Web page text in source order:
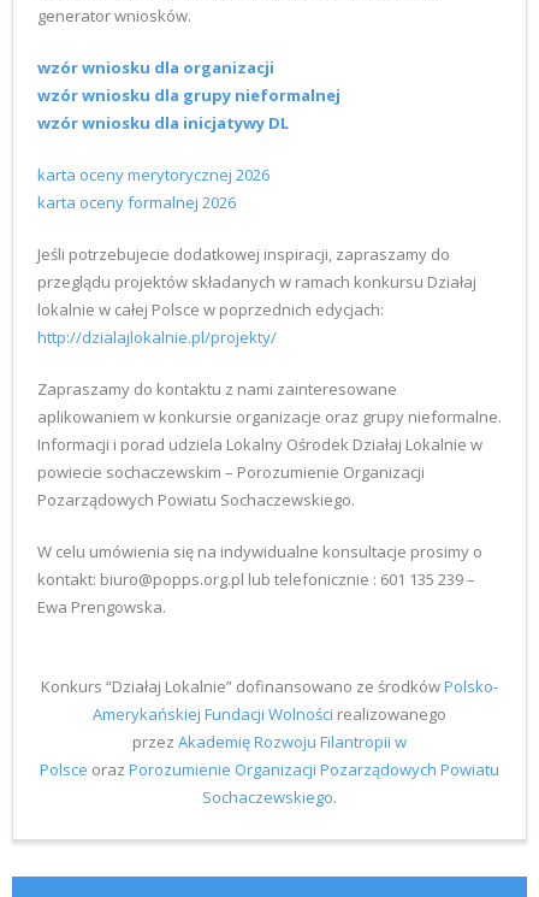
generator wniosków.
wzór wniosku dla organizacji
wzór wniosku dla grupy nieformalnej
wzór wniosku dla inicjatywy DL
karta oceny merytorycznej 2026
karta oceny formalnej 2026
Jeśli potrzebujecie dodatkowej inspiracji, zapraszamy do
przeglądu projektów składanych w ramach konkursu Działaj
lokalnie w całej Polsce w poprzednich edycjach:
http://dzialajlokalnie.pl/projekty/
Zapraszamy do kontaktu z nami zainteresowane
aplikowaniem w konkursie organizacje oraz grupy nieformalne.
Informacji i porad udziela Lokalny Ośrodek Działaj Lokalnie w
powiecie sochaczewskim – Porozumienie Organizacji
Pozarządowych Powiatu Sochaczewskiego.
W celu umówienia się na indywidualne konsultacje prosimy o
kontakt: biuro@popps.org.pl lub telefonicznie : 601 135 239 –
Ewa Prengowska.
Konkurs “Działaj Lokalnie” dofinansowano ze środkówPolsko-
Amerykańskiej Fundacji Wolności realizowanego
przez Akademię Rozwoju Filantropii w
Polsce oraz Porozumienie Organizacji Pozarządowych Powiatu
Sochaczewskiego.